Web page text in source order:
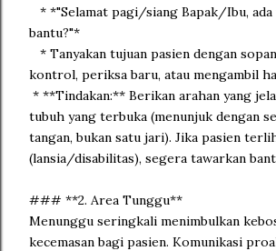
* *"Selamat pagi/siang Bapak/Ibu, ada
bantu?"*
* Tanyakan tujuan pasien dengan
kontrol, periksa baru, atau mengambil
* **Tindakan:** Berikan arahan yang
tubuh yang terbuka (menunjuk dengan
tangan, bukan satu jari). Jika pasien
(lansia/disabilitas), segera tawarkan
### **2. Area Tunggu**
Menunggu seringkali menimbulkan
kecemasan bagi pasien. Komunikasi